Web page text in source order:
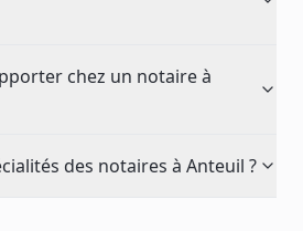
chez un notaire à
des notaires à Anteuil ?